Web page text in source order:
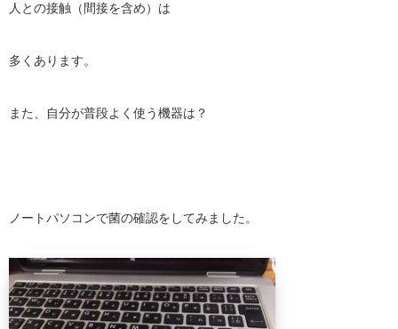
人との接触（間接を含め）は
多くあります。
また、自分が普段よく使う機器は？
ノートパソコンで菌の確認をしてみました。